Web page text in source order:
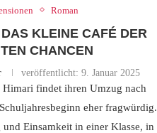
Roman
KLEINE CAFÉ DER
CHANCEN
veröffentlicht: 9. Januar 2025
findet ihren Umzug nach
eher fragwürdig.
Einsamkeit in einer Klasse, in